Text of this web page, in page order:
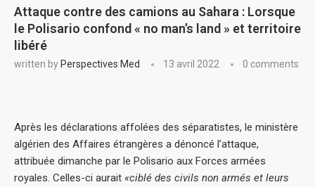
Attaque contre des camions au Sahara : Lorsque
le Polisario confond « no man’s land » et territoire
libéré
written by Perspectives Med 13 avril 2022 0 comments
Après les déclarations affolées des séparatistes, le ministère
algérien des Affaires étrangères a dénoncé l’attaque,
attribuée dimanche par le Polisario aux Forces armées
royales. Celles-ci aurait «ciblé des civils non armés et leurs